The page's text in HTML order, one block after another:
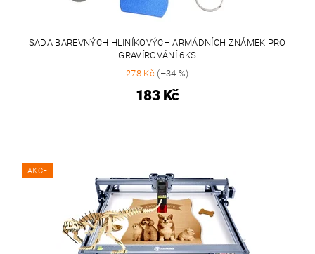
SADA BAREVNÝCH HLINÍKOVÝCH ARMÁDNÍCH ZNÁMEK PRO
GRAVÍROVÁNÍ 6KS
278 Kč(–34 %)
183 Kč
AKCE